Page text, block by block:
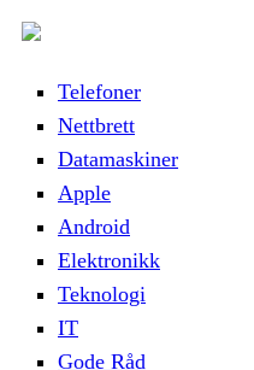
Telefoner
Nettbrett
Datamaskiner
Apple
Android
Elektronikk
Teknologi
IT
Gode Råd